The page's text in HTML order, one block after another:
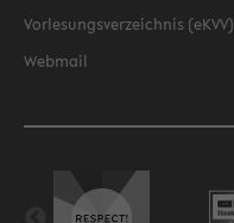
Vorlesungsverzeichnis (eKVV)
Webmail